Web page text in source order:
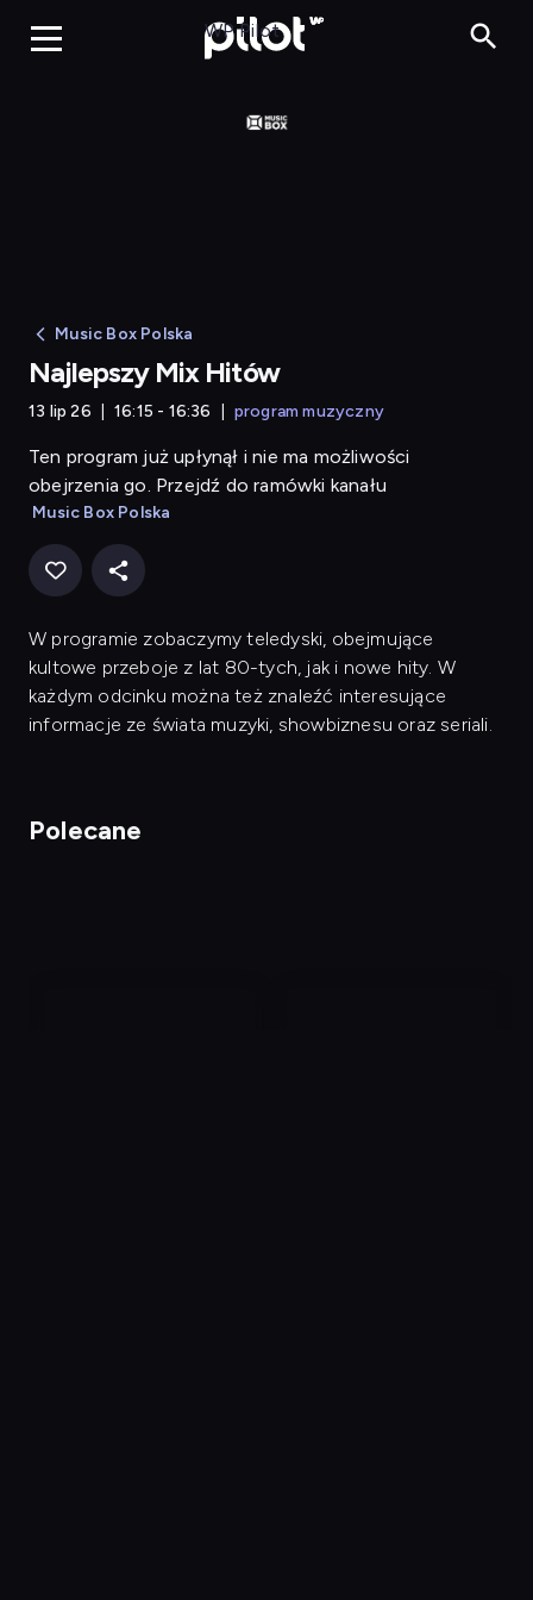
Najlepszy Mix Hitów
WP Pilot
Music Box Polska
Najlepszy Mix Hitów
13 lip 26 16:15 - 16:36 program muzyczny
Ten program już upłynął i nie ma możliwości
obejrzenia go. Przejdź do ramówki kanału
Music Box Polska
W programie zobaczymy teledyski, obejmujące
kultowe przeboje z lat 80-tych, jak i nowe hity. W
każdym odcinku można też znaleźć interesujące
informacje ze świata muzyki, showbiznesu oraz seriali.
Polecane